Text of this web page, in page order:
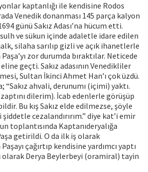
kaptanlığı ile kendisine Rodos
Venedik donanması 145 parça kalyon
günü Sakız Adası’na hücum etti.
ve sükun içinde adaletle idare edilen
silaha sarılıp gizli ve açık ihanetlerle
zor durumda bıraktılar. Neticede
geçti. Sakız adasının Venedikliler
Sultan İkinci Ahmet Han’ı çok üzdü.
“Sakız ahvali, derunumı (içimi) yaktı.
dilerim). İcab edenlerle görüşüp
Bu kış Sakız elde edilmezse, şöyle
cezalandırırım.” diye kat’i emir
toplantısında Kaptanıderyalığa
getirildi. O da ilk iş olarak
çağırtıp kendisine yardımcı yaptı
olarak Derya Beylerbeyi (oramiral) tayin